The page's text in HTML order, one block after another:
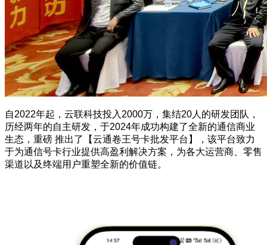
自2022年起，云联科技投入2000万，集结20人的研发团队，
历经两年的自主研发，于2024年成功构建了全新的通信商业
生态，重磅 推出了【云通卷王号卡批发平台】，该平台致力
于为通信号卡行业提供高盈利解决方案，为各大运营商、零售
渠道以及终端用户重塑全新的价值链。